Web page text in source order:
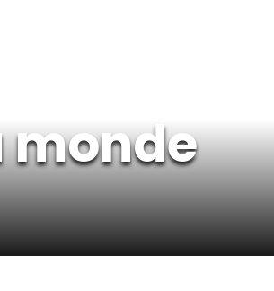
monde